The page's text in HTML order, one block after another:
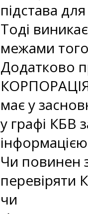
підстава
Тоді
межами
Додатково
має у
у графі КБВ
Чи повинен
перевіряти
чи